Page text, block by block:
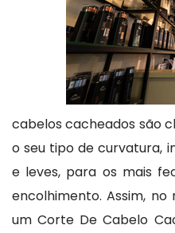
cabelos cacheados são
o seu tipo de curvatura,
e leves, para os mais
encolhimento. Assim,
um Corte De Cabelo